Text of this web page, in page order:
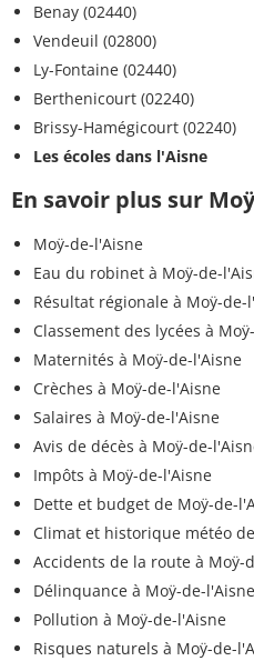
Benay (02440)
Vendeuil (02800)
Ly-Fontaine (02440)
Berthenicourt (02240)
Brissy-Hamégicourt (02240)
Les écoles dans l'Aisne
En savoir plus sur
Moÿ-de-l'Aisne
Eau du robinet à Moÿ-de-
Résultat régionale à Moÿ-de-
Classement des lycées à
Maternités à Moÿ-de-l'Aisne
Crèches à Moÿ-de-l'Aisne
Salaires à Moÿ-de-l'Aisne
Avis de décès à Moÿ-de-
Impôts à Moÿ-de-l'Aisne
Dette et budget de Moÿ-de-
Climat et historique météo
Accidents de la route à Moÿ-
Délinquance à Moÿ-de-l'Aisne
Pollution à Moÿ-de-l'Aisne
Risques naturels à Moÿ-de-